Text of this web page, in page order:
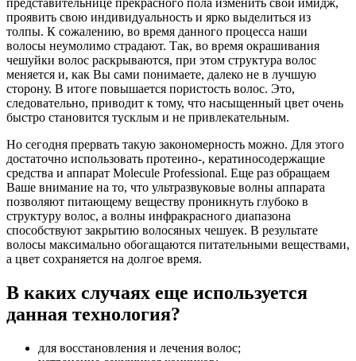
представительнице прекрасного пола изменить свой имидж,
проявить свою индивидуальность и ярко выделиться из
толпы. К сожалению, во время данного процесса наши
волосы неумолимо страдают. Так, во время окрашивания
чешуйки волос раскрываются, при этом структура волос
меняется и, как Вы сами понимаете, далеко не в лучшую
сторону. В итоге повышается пористость волос. Это,
следовательно, приводит к тому, что насыщенный цвет очень
быстро становится тусклым и не привлекательным.
Но сегодня прервать такую закономерность можно. Для этого
достаточно использовать протеино-, кератиносодержащие
средства и аппарат Molecule Professional. Еще раз обращаем
Ваше внимание на то, что ультразвуковые волны аппарата
позволяют питающему веществу проникнуть глубоко в
структуру волос, а волны инфракрасного диапазона
способствуют закрытию волосяных чешуек. В результате
волосы максимально обогащаются питательными веществами,
а цвет сохраняется на долгое время.
В каких случаях еще используется
данная технология?
для восстановления и лечения волос;